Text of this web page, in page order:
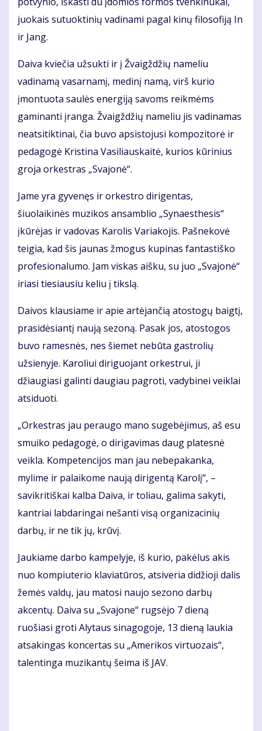
juokais sutuoktinių vadinami pagal kinų filosofiją In
ir Jang.
Daiva kviečia užsukti ir į Žvaigždžių nameliu
vadinamą vasarnamį, medinį namą, virš kurio
įmontuota saulės energiją savoms reikmėms
gaminanti įranga. Žvaigždžių nameliu jis vadinamas
neatsitiktinai, čia buvo apsistojusi kompozitorė ir
pedagogė Kristina Vasiliauskaitė, kurios kūrinius
groja orkestras „Svajonė“.
Jame yra gyvenęs ir orkestro dirigentas,
šiuolaikinės muzikos ansamblio „Synaesthesis“
įkūrėjas ir vadovas Karolis Variakojis. Pašnekovė
teigia, kad šis jaunas žmogus kupinas fantastiško
profesionalumo. Jam viskas aišku, su juo „Svajonė“
iriasi tiesiausiu keliu į tikslą.
Daivos klausiame ir apie artėjančią atostogų baigtį,
prasidėsiantį naują sezoną. Pasak jos, atostogos
buvo ramesnės, nes šiemet nebūta gastrolių
užsienyje. Karoliui diriguojant orkestrui, ji
džiaugiasi galinti daugiau pagroti, vadybinei veiklai
atsiduoti.
„Orkestras jau peraugo mano sugebėjimus, aš esu
smuiko pedagogė, o dirigavimas daug platesnė
veikla. Kompetencijos man jau nebepakanka,
mylime ir palaikome naują dirigentą Karolį“, –
savikritiškai kalba Daiva, ir toliau, galima sakyti,
kantriai labdaringai nešanti visą organizacinių
darbų, ir ne tik jų, krūvį.
Jaukiame darbo kampelyje, iš kurio, pakėlus akis
nuo kompiuterio klaviatūros, atsiveria didžioji dalis
žemės valdų, jau matosi naujo sezono darbų
akcentų. Daiva su „Svajone“ rugsėjo 7 dieną
ruošiasi groti Alytaus sinagogoje, 13 dieną laukia
atsakingas koncertas su „Amerikos virtuozais“,
talentinga muzikantų šeima iš JAV.